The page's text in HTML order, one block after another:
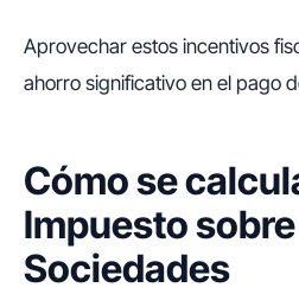
Aprovechar estos incentivos
ahorro significativo en el pago
Cómo se
Impuesto sobre
Sociedades